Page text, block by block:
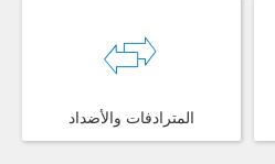
المترادفات والأضداد